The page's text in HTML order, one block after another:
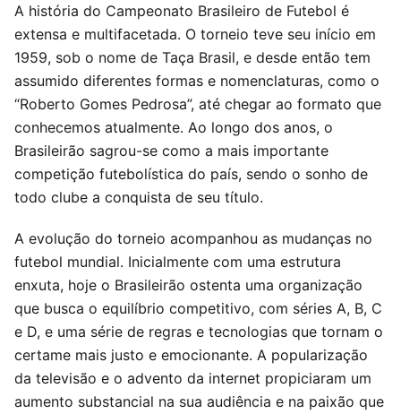
A história do Campeonato Brasileiro de Futebol é
extensa e multifacetada. O torneio teve seu início em
1959, sob o nome de Taça Brasil, e desde então tem
assumido diferentes formas e nomenclaturas, como o
“Roberto Gomes Pedrosa”, até chegar ao formato que
conhecemos atualmente. Ao longo dos anos, o
Brasileirão sagrou-se como a mais importante
competição futebolística do país, sendo o sonho de
todo clube a conquista de seu título.
A evolução do torneio acompanhou as mudanças no
futebol mundial. Inicialmente com uma estrutura
enxuta, hoje o Brasileirão ostenta uma organização
que busca o equilíbrio competitivo, com séries A, B, C
e D, e uma série de regras e tecnologias que tornam o
certame mais justo e emocionante. A popularização
da televisão e o advento da internet propiciaram um
aumento substancial na sua audiência e na paixão que